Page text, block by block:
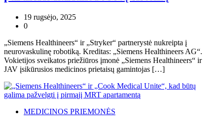
19 rugsėjo, 2025
0
„Siemens Healthineers“ ir „Stryker“ partnerystė nukreipta į
neurovaskulinę robotiką. Kreditas: „Siemens Healthineers AG“.
Vokietijos sveikatos priežiūros įmonė „Siemens Healthineers“ ir
JAV įsikūrusios medicinos prietaisų gamintojas […]
MEDICINOS PRIEMONĖS